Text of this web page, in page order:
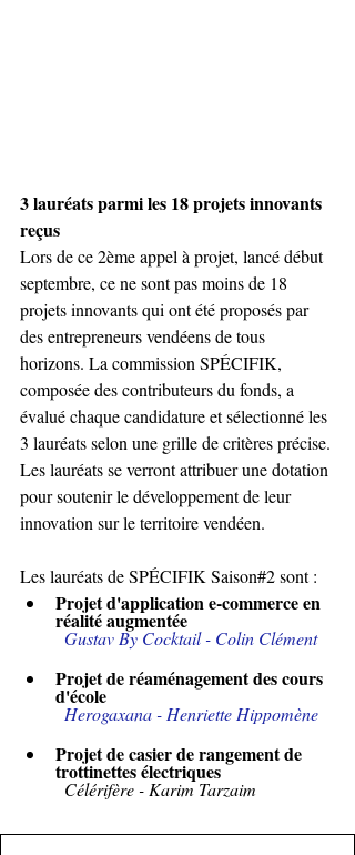
3 lauréats parmi les 18 projets innovants
reçus
Lors de ce 2ème appel à projet, lancé début
septembre, ce ne sont pas moins de 18
projets innovants qui ont été proposés par
des entrepreneurs vendéens de tous
horizons. La commission SPÉCIFIK,
composée des contributeurs du fonds, a
évalué chaque candidature et sélectionné les
3 lauréats selon une grille de critères précise.
Les lauréats se verront attribuer une dotation
pour soutenir le développement de leur
innovation sur le territoire vendéen.
Les lauréats de SPÉCIFIK Saison#2 sont :
Projet d'application e-commerce en
réalité augmentée
	Gustav By Cocktail - Colin Clément
Projet de réaménagement des cours
d'école
Herogaxana - Henriette Hippomène
Projet de casier de rangement de
trottinettes électriques
Célérifère - Karim Tarzaim